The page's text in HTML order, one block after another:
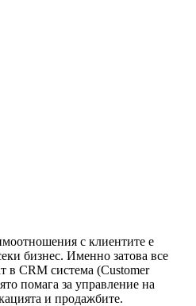
с клиентите е
бизнес. Именно затова все
в CRM система (Customer
помага за управление на
и продажбите.